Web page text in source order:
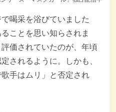
喝采を浴びていました
ことを思い知らされま
価されていたのが、年頃
されるように。しかも、
手はムリ」と否定され